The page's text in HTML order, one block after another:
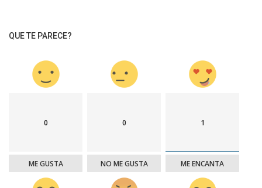
QUE TE PARECE?
0
ME GUSTA
0
NO ME GUSTA
1
ME ENCANTA